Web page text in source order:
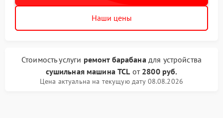
Наши цены
Стоимость услуги ремонт барабанадля устройства
сушильная машина TCL от 2800 руб.
Цена актуальна на текущую дату 08.08.2026